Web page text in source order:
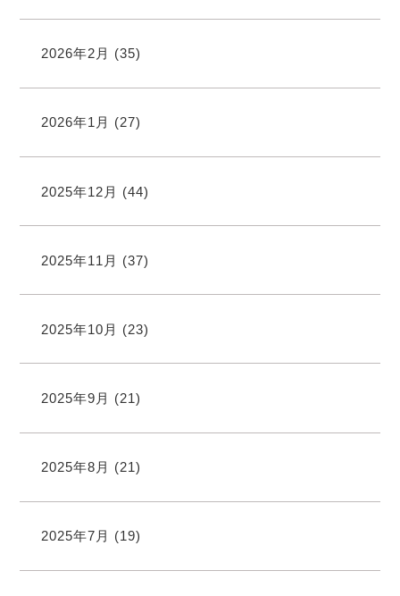
2026年2月 (35)
2026年1月 (27)
2025年12月 (44)
2025年11月 (37)
2025年10月 (23)
2025年9月 (21)
2025年8月 (21)
2025年7月 (19)